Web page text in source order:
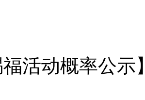
福活动概率公示